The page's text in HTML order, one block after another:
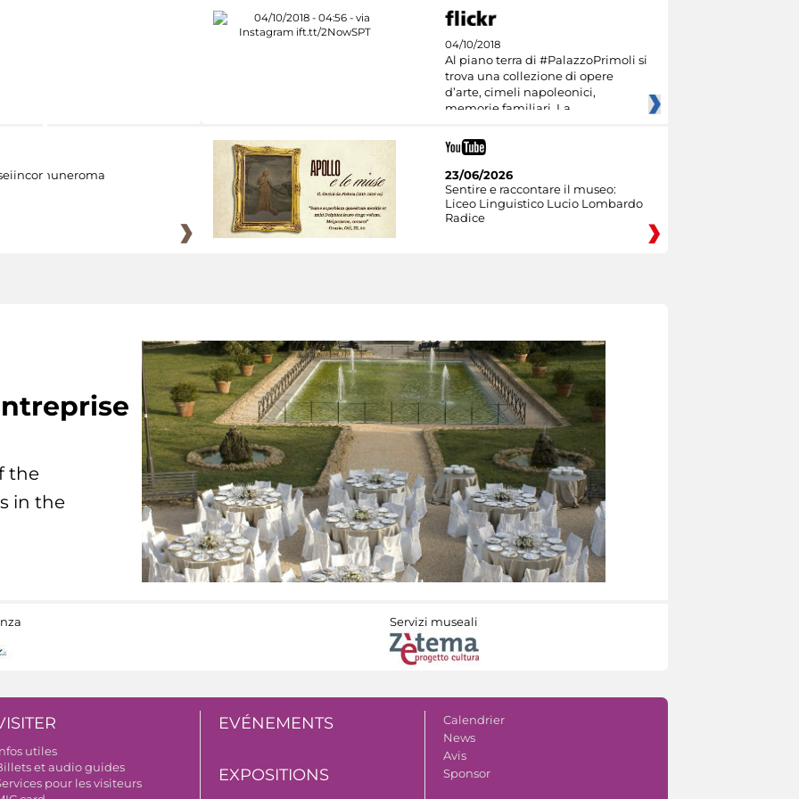
04/10/2018
Al piano terra di #PalazzoPrimoli si
trova una collezione di opere
d’arte, cimeli napoleonici,
memorie familiari. La
23/06/2026
Sentire e raccontare il museo:
Liceo Linguistico Lucio Lombardo
Radice
the
in the
Servizi museali
utiles
et audio guides
pour les visiteurs
EVÉNEMENTS
EXPOSITIONS
Calendrier
News
Avis
Sponsor